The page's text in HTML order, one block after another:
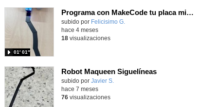
Programa con MakeCode tu placa microbit, un siguelíneas utilizando tu kit Nezha
Contenido educativo.
subido por Felicisimo G.
01′ 01″
hace 4 meses
18visualizaciones
Robot Maqueen Siguelíneas
Contenido educativo.
subido por Javier S.
hace 7 meses
76visualizaciones